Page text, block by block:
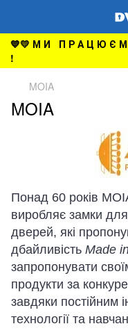
💙💛 М И П Р А Ц Ю Є М
!
MOIA
MOIA
Понад 60 років
виробляє замки
дверей, які
дбайливість Made
запропонувати
продукти за
завдяки постійним
технології та